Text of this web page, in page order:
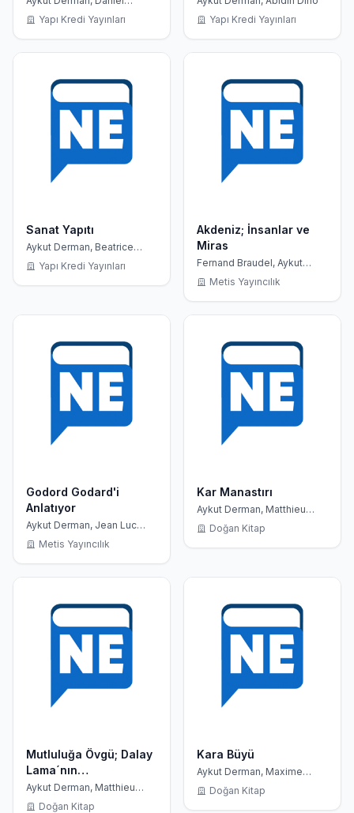
Bourdon
Yapı Kredi Yayınları
Yapı Kredi Yayınları
Sanat Yapıtı
Aykut Derman, Beatrice
Lenoir
Yapı Kredi Yayınları
Akdeniz; İnsanlar ve
Miras
Fernand Braudel, Aykut
Derman
Metis Yayıncılık
Godord Godard'i
Anlatıyor
Aykut Derman, Jean Luc
Godard
Metis Yayıncılık
Kar Manastırı
Aykut Derman, Matthieu
Ricard
Doğan Kitap
Mutluluğa Övgü; Dalay
Lama´nın
Sözcüsünden
Mutluluğun Rehberi
Aykut Derman, Matthieu
Ricard
Doğan Kitap
Kara Büyü
Aykut Derman, Maxime
Chattam
Doğan Kitap